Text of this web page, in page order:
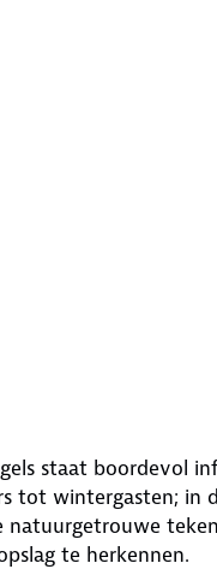
staat boordevol
tot wintergasten; in
natuurgetrouwe
te herkennen.